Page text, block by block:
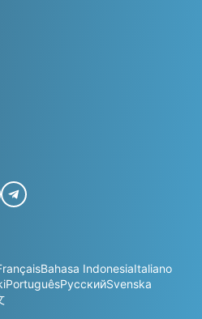
Bahasa IndonesiaItaliano
PortuguêsРусскийSvenska